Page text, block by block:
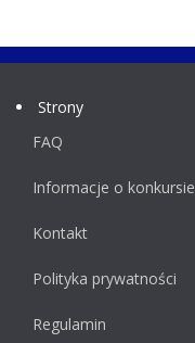
Strony
FAQ
Informacje o konkursie
Kontakt
Polityka prywatności
Regulamin